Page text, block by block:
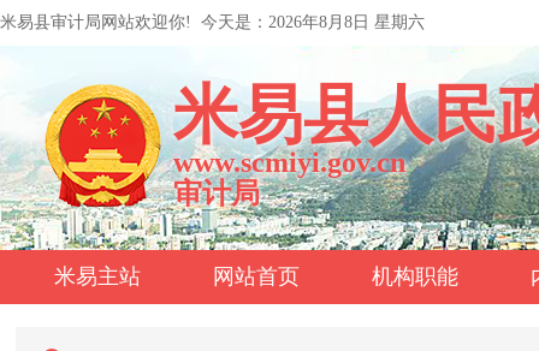
米易县审计局网站欢迎你! 今天是： 2026年8月8日 星期六
米易县人民
www.scmiyi.gov.cn
审计局
米易主站 网站首页 机构职能